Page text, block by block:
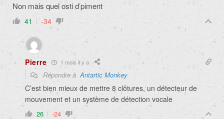
Non mais quel osti d’piment
41 -34
Pierre 1 mois il y a
Répondre àAntartic Monkey
C’est bien mieux de mettre 8 clôtures, un détecteur de
mouvement et un système de détection vocale
26 -24